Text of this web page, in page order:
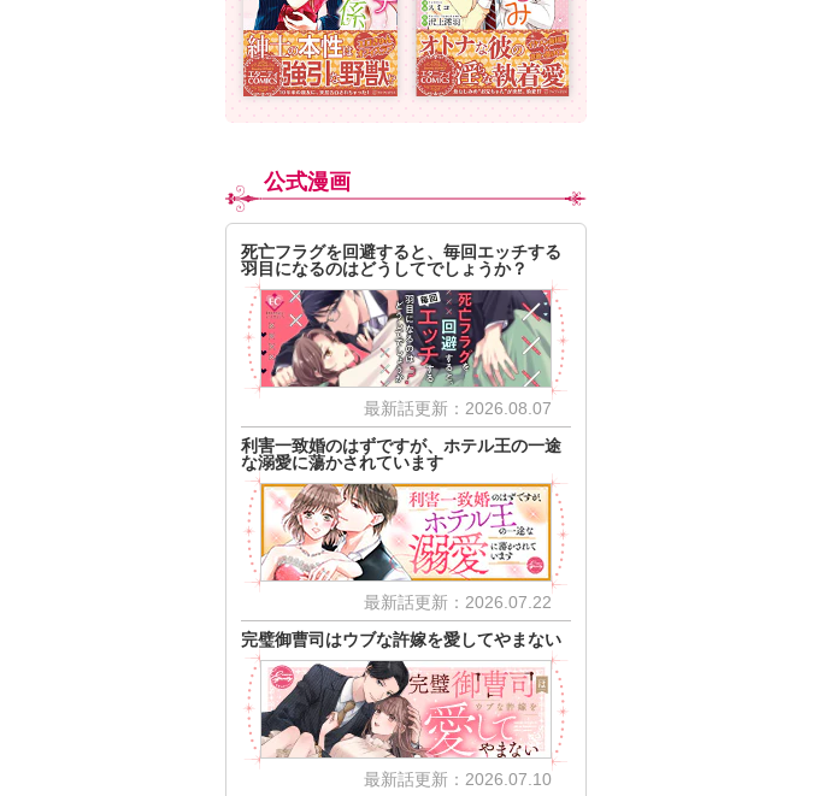
公式漫画
死亡フラグを回避すると、毎回エッチする
羽目になるのはどうしてでしょうか？
最新話更新：2026.08.07
利害一致婚のはずですが、ホテル王の一途
な溺愛に蕩かされています
最新話更新：2026.07.22
完璧御曹司はウブな許嫁を愛してやまない
最新話更新：2026.07.10